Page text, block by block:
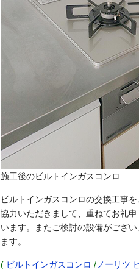
施工後のビルトインガスコンロ
ビルトインガスコンロの交換工事
協力いただきまして、重ねてお礼
います。またご検討の設備がござ
ます。
( ビルトインガスコンロ /ノーリツ